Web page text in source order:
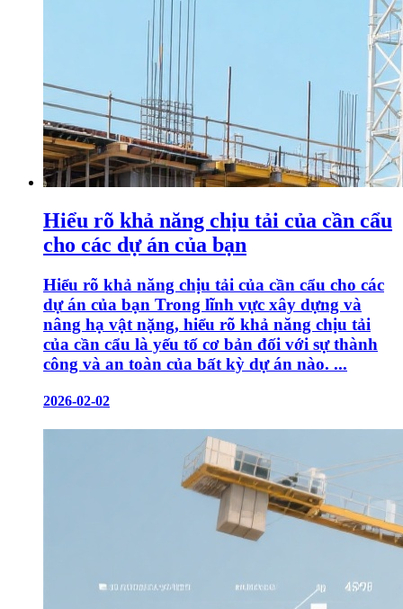
Hiểu rõ khả năng chịu tải của cần cẩu
cho các dự án của bạn
Hiểu rõ khả năng chịu tải của cần cẩu cho các
dự án của bạn Trong lĩnh vực xây dựng và
nâng hạ vật nặng, hiểu rõ khả năng chịu tải
của cần cẩu là yếu tố cơ bản đối với sự thành
công và an toàn của bất kỳ dự án nào. ...
2026-02-02